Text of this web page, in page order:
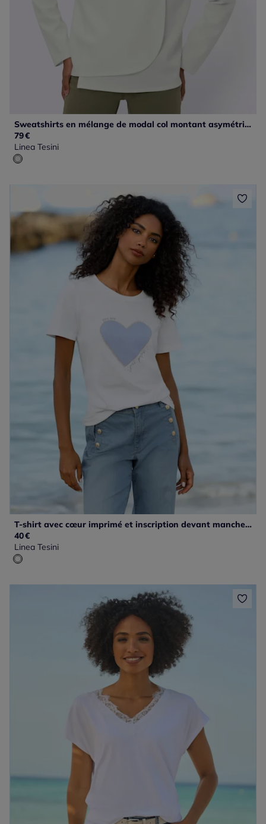
Sweatshirts en mélange de modal col montant asymétrique
79€
Linea Tesini
T-shirt avec cœur imprimé et inscription devant manches courtes
40€
Linea Tesini